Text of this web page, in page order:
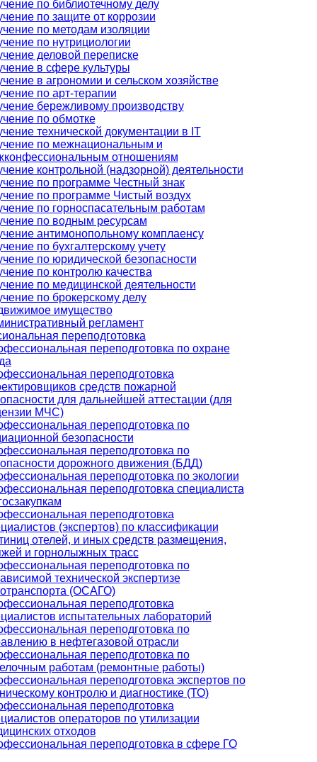
по библиотечному делу
по защите от коррозии
по методам изоляции
по нутрициологии
деловой переписке
в сфере культуры
в агрономии и сельском хозяйстве
по арт-терапии
бережливому производству
по обмотке
технической документации в IT
по межнациональным и
отношениям
контрольной (надзорной) деятельности
по программе Честный знак
по программе Чистый воздух
по горноспасательным работам
по водным ресурсам
антимонопольному комплаенсу
по бухгалтерскому учету
по юридической безопасности
по контролю качества
по медицинской деятельности
по брокерскому делу
имущество
регламент
переподготовка
переподготовка по охране
переподготовка
средств пожарной
для дальнейшей аттестации (для
МЧС)
переподготовка по
безопасности
переподготовка по
дорожного движения (БДД)
переподготовка по экологии
переподготовка специалиста
переподготовка
(экспертов) по классификации
отелей, и иных средств размещения,
и горнолыжных трасс
переподготовка по
технической экспертизе
(ОСАГО)
переподготовка
испытательных лабораторий
переподготовка по
в нефтегазовой отрасли
переподготовка по
работам (ремонтные работы)
переподготовка экспертов по
контролю и диагностике (ТО)
переподготовка
операторов по утилизации
отходов
переподготовка в сфере ГО